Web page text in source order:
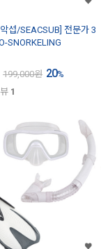
악섭/SEACSUB] 전문가 3
SNORKELING
199,000원 20%
1